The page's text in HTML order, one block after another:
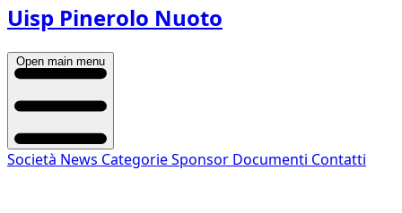
Uisp Pinerolo Nuoto
Open main menu
Società News CategorieSponsor Documenti Contatti